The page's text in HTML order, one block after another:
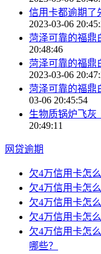
信用卡都逾期了
2023-03-06
菏泽可靠的福鼎
20:48:46
菏泽可靠的福鼎
2023-03-06
菏泽可靠的福鼎
03-06 20:45:54
生物质锅炉飞灰
20:49:11
网贷逾期
欠4万信用卡怎
欠4万信用卡怎
欠4万信用卡怎
欠4万信用卡怎
欠4万信用卡怎
哪些？